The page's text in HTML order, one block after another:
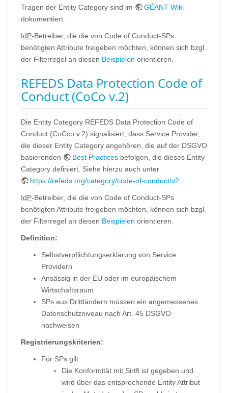
Tragen der Entity Category sind im
GÉANT Wiki
dokumentiert.
IdP-Betreiber, die die von Code of Conduct-SPs
benötigten Attribute freigeben möchten, können sich bzgl.
der Filterregel an diesen Beispielen orientieren.
REFEDS Data Protection Code of
Conduct (CoCo v.2)
Die Entity Category REFEDS Data Protection Code of
Conduct (CoCco v.2) signalisiert, dass Service Provider,
die dieser Entity Category angehören, die auf der DSGVO
basierenden
Best Practices befolgen, die dieses Entity
Category definiert. Siehe hierzu auch unter
https://refeds.org/category/code-of-conduct/v2
IdP-Betreiber, die die von Code of Conduct-SPs
benötigten Attribute freigeben möchten, können sich bzgl.
der Filterregel an diesen Beispielen orientieren.
Definition:
Selbstverpflichtungserklärung von Service
Providern
Ansässig in der EU oder im europäischem
Wirtschaftsraum
SPs aus Drittländern müssen ein angemessenes
Datenschutzniveau nach Art. 45 DSGVO
nachweisen
Registrierungskriterien:
Für SPs gilt:
Die Konformität mit Sirtfi ist gegeben und
wird über das entsprechende Entity Attribut